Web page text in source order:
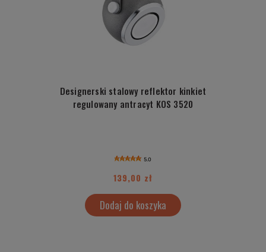
Designerski stalowy reflektor kinkiet
regulowany antracyt KOS 3520
5.0
139,00 zł
Dodaj do koszyka